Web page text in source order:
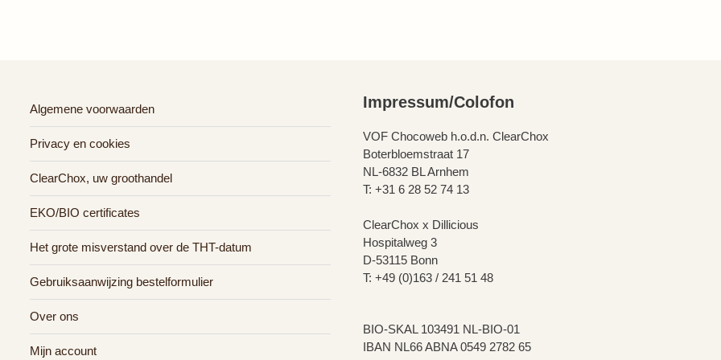
Algemene voorwaarden
Privacy en cookies
ClearChox, uw groothandel
EKO/BIO certificates
Het grote misverstand over de THT-datum
Gebruiksaanwijzing bestelformulier
Over ons
Mijn account
Impressum/Colofon
VOF Chocoweb h.o.d.n. ClearChox
Boterbloemstraat 17
NL-6832 BL Arnhem
T: +31 6 28 52 74 13
ClearChox x Dillicious
Hospitalweg 3
D-53115 Bonn
T: +49 (0)163 / 241 51 48
BIO-SKAL 103491 NL-BIO-01
IBAN NL66 ABNA 0549 2782 65